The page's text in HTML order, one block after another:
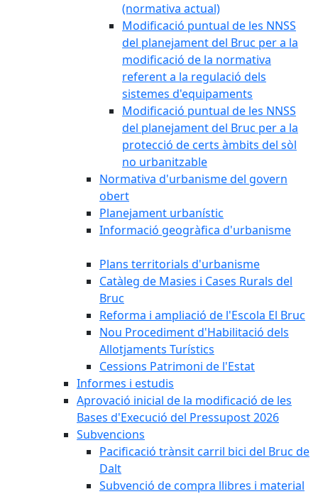
(normativa actual)
Modificació puntual de les NNSS
del planejament del Bruc per a la
modificació de la normativa
referent a la regulació dels
sistemes d'equipaments
Modificació puntual de les NNSS
del planejament del Bruc per a la
protecció de certs àmbits del sòl
no urbanitzable
Normativa d'urbanisme del govern
obert
Planejament urbanístic
Informació geogràfica d'urbanisme
Plans territorials d'urbanisme
Catàleg de Masies i Cases Rurals del
Bruc
Reforma i ampliació de l'Escola El Bruc
Nou Procediment d'Habilitació dels
Allotjaments Turístics
Cessions Patrimoni de l'Estat
Informes i estudis
Aprovació inicial de la modificació de les
Bases d'Execució del Pressupost 2026
Subvencions
Pacificació trànsit carril bici del Bruc de
Dalt
Subvenció de compra llibres i material